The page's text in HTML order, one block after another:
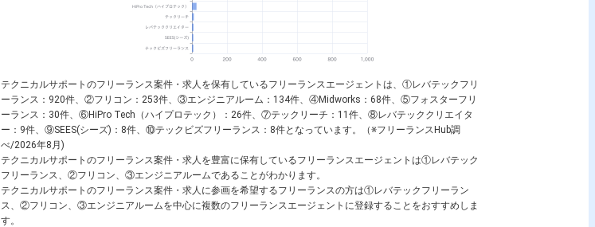
テクニカルサポートのフリーランス案件・求人を保有しているフリーランスエージェントは、①レバテックフリ
ーランス：920件、②フリコン：253件、③エンジニアルーム：134件、④Midworks：68件、⑤フォスターフリ
ーランス：30件、⑥HiPro Tech（ハイプロテック）：26件、⑦テックリーチ：11件、⑧レバテッククリエイタ
ー：9件、⑨SEES(シーズ)：8件、⑩テックビズフリーランス：8件となっています。（※フリーランスHub調
べ/2026年8月)
テクニカルサポートのフリーランス案件・求人を豊富に保有しているフリーランスエージェントは①レバテック
フリーランス、②フリコン、③エンジニアルームであることがわかります。
テクニカルサポートのフリーランス案件・求人に参画を希望するフリーランスの方は①レバテックフリーラン
ス、②フリコン、③エンジニアルームを中心に複数のフリーランスエージェントに登録することをおすすめしま
す。